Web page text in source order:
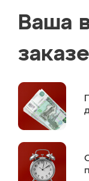
Ваша